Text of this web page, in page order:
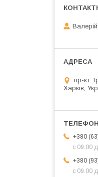
пр-кт
Харків,
+380
с 09.00
+380
с 09.00